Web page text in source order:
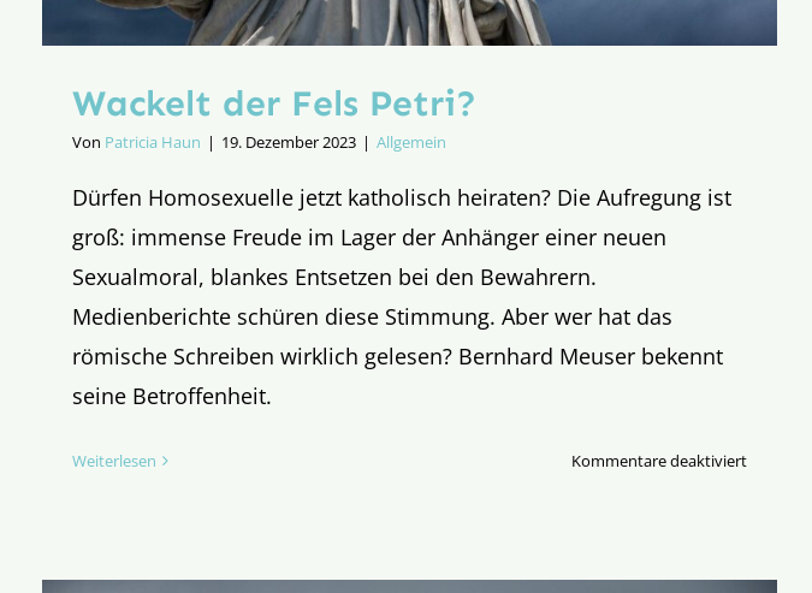
Wackelt der Fels Petri?
Von Patricia Haun | 19. Dezember 2023 | Allgemein
Dürfen Homosexuelle jetzt katholisch heiraten? Die Aufregung ist
groß: immense Freude im Lager der Anhänger einer neuen
Sexualmoral, blankes Entsetzen bei den Bewahrern.
Medienberichte schüren diese Stimmung. Aber wer hat das
römische Schreiben wirklich gelesen? Bernhard Meuser bekennt
seine Betroffenheit.
Weiterlesen Kommentare deaktiviertfür
Petri?